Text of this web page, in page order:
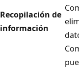
Recopilación de
información